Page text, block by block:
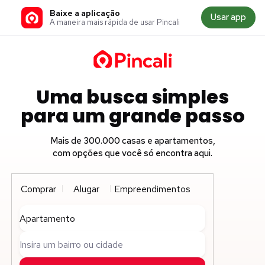
Baixe a aplicação
A maneira mais rápida de usar Pincali Usar app
Uma busca simples
para um grande passo
Mais de 300.000 casas e apartamentos,
com opções que você só encontra aqui.
Comprar Alugar Empreendimentos
Apartamento
Insira um bairro ou cidade